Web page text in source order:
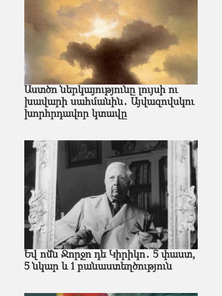
Աստծո ներկայությունը լույսի ու
խավարի սահմանին․ Այվազովսկու
խորհրդավոր կտավը
Եվ ոմն Ջորջո դե Կիրիկո․ 5 փաստ,
5 նկար և 1 բանաստեղծություն